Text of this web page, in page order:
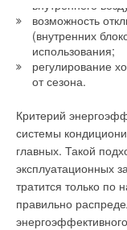
внутреннего
возможность
(внутренних
использования;
регулирование
от сезона.
Критерий
системы
главных. Такой
эксплуатационных
тратится только по
правильно